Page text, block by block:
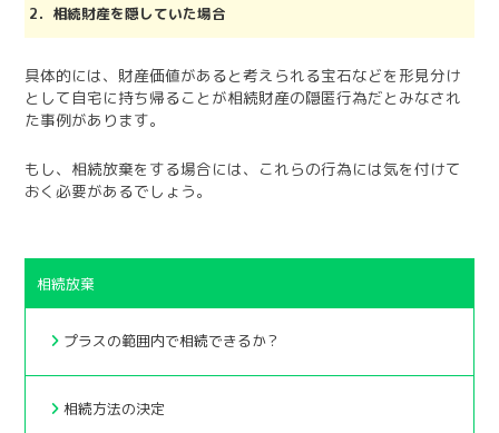
2．相続財産を隠していた場合
具体的には、財産価値があると考えられる宝石などを形見分け
として自宅に持ち帰ることが相続財産の隠匿行為だとみなされ
た事例があります。
もし、相続放棄をする場合には、これらの行為には気を付けて
おく必要があるでしょう。
相続放棄
プラスの範囲内で相続できるか？
相続方法の決定